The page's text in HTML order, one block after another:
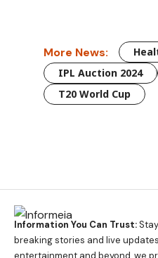
More News:
IPL Auction 2024
T20 World Cup
Information You Can Trust:
breaking stories and live
entertainment and beyond, we